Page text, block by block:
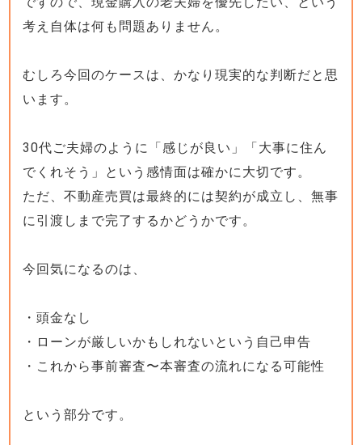
考え自体は何も問題ありません。
むしろ今回のケースは、かなり現実的な判断だと思
います。
30代ご夫婦のように「感じが良い」「大事に住ん
でくれそう」という感情面は確かに大切です。
ただ、不動産売買は最終的には契約が成立し、無事
に引渡しまで完了するかどうかです。
今回気になるのは、
・頭金なし
・ローンが厳しいかもしれないという自己申告
・これから事前審査〜本審査の流れになる可能性
という部分です。